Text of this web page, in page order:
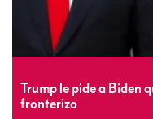
Trump le pide a Biden
fronterizo